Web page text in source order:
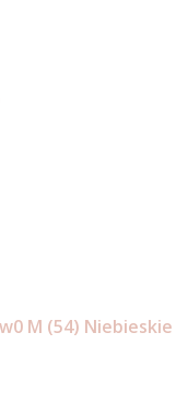
M (54) Niebieskie